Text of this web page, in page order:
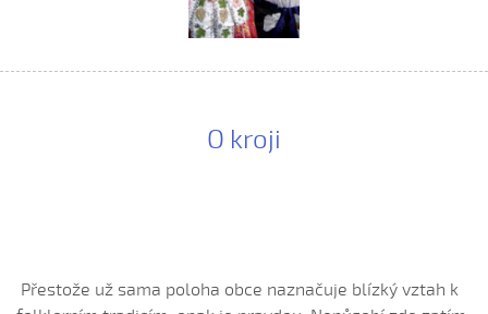
Ej oře, oře, pánú pacholek (Jana Záhorová, 2005)
Ej oře, oře, pánú pacholek (Julie Habartová, 2004)
Ej oře, oře pánú pacholek (Kristýna Macková, 2009)
Ej, padá, padá rosička (Kateřina Koníčková, 2004)
Ešče si zazpjevám (Provodovská Kristýna, 2010)
O kroji
Přestože už sama poloha obce naznačuje blízký vztah k